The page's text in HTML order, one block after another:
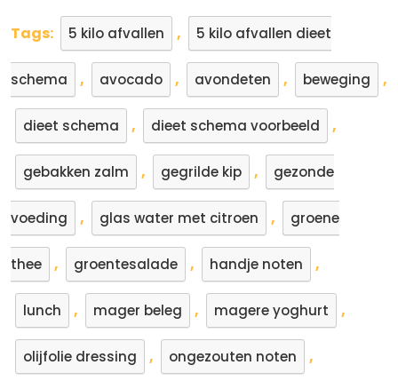
Tags: 5 kilo afvallen , 5 kilo afvallen dieet
schema , avocado , avondeten , beweging ,
dieet schema , dieet schema voorbeeld ,
gebakken zalm , gegrilde kip , gezonde
voeding , glas water met citroen , groene
thee , groentesalade , handje noten ,
lunch , mager beleg , magere yoghurt ,
olijfolie dressing , ongezouten noten ,